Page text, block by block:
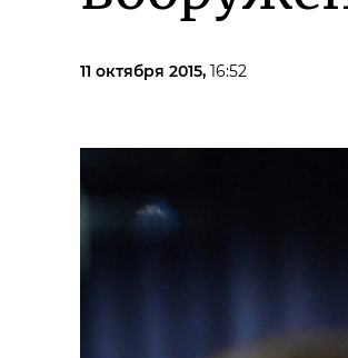
11 октября 2015, 16:52